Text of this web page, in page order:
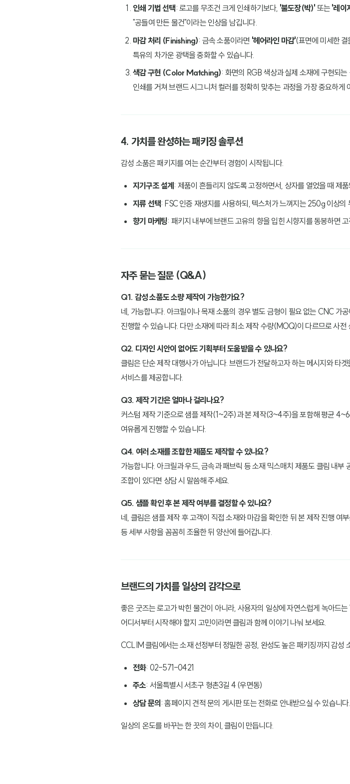
인쇄 기법 선택: 로고를 무조건 크게 인쇄하기보다, '불도장(박)' 또는 '레이
"공들여 만든 물건"이라는 인상을 남깁니다.
마감 처리 (Finishing): 금속 소품이라면 '헤어라인 마감'(표면에 미세한
특유의 차가운 광택을 중화할 수 있습니다.
색감 구현 (Color Matching): 화면의 RGB 색상과 실제 소재에 구현되
인쇄를 거쳐 브랜드 시그니처 컬러를 정확히 맞추는 과정을 가장 중요하게
4. 가치를 완성하는 패키징 솔루션
감성 소품은 패키지를 여는 순간부터 경험이 시작됩니다.
지기구조 설계 : 제품이 흔들리지 않도록 고정하면서, 상자를 열었을 때 제
지류 선택: FSC 인증 재생지를 사용하되, 텍스처가 느껴지는 250g 이상의
향기 마케팅: 패키지 내부에 브랜드 고유의 향을 입힌 시향지를 동봉하면
자주 묻는 질문 (Q&A)
Q1. 감성 소품도 소량 제작이 가능한가요?
네, 가능합니다. 아크릴이나 목재 소품의 경우 별도 금형이 필요 없는 CNC
진행할 수 있습니다. 다만 소재에 따라 최소 제작 수량(MOQ)이 다르므로 사전
Q2. 디자인 시안이 없어도 기획부터 도움받을 수 있나요?
클림은 단순 제작 대행사가 아닙니다. 브랜드가 전달하고자 하는 메시지와 타
서비스를 제공합니다.
Q3. 제작 기간은 얼마나 걸리나요?
커스텀 제작 기준으로 샘플 제작(1~2주)과 본 제작(3~4주)을 포함해 평균
여유롭게 진행할 수 있습니다.
Q4. 여러 소재를 조합한 제품도 제작할 수 있나요?
가능합니다. 아크릴과 우드, 금속과 패브릭 등 소재 믹스매치 제품도 클림 내
조합이 있다면 상담 시 말씀해 주세요.
Q5. 샘플 확인 후 본 제작 여부를 결정할 수 있나요?
네, 클림은 샘플 제작 후 고객이 직접 소재와 마감을 확인한 뒤 본 제작 진행 여
등 세부 사항을 꼼꼼히 조율한 뒤 양산에 들어갑니다.
브랜드의 가치를 일상의 감각으로
좋은 굿즈는 로고가 박힌 물건이 아니라, 사용자의 일상에 자연스럽게 녹아드
어디서부터 시작해야 할지 고민이라면 클림과 함께 이야기 나눠 보세요.
CCLIM 클림에서는 소재 선정부터 정밀한 공정, 완성도 높은 패키징까지 감성
전화: 02-571-0421
주소: 서울특별시 서초구 형촌3길 4 (우면동)
상담 문의: 홈페이지 견적 문의 게시판 또는 전화로 안내받으실 수 있습니다.
일상의 온도를 바꾸는 한 끗의 차이, 클림이 만듭니다.